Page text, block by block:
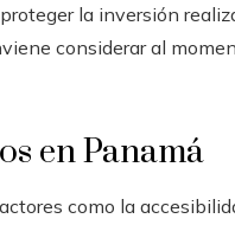
la inversión
considerar al
en Panamá
como la